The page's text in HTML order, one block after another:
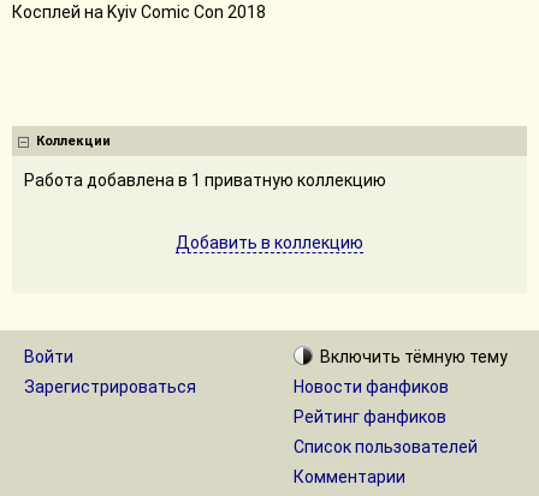
Косплей на Kyiv Comic Con 2018
Коллекции
Работа добавлена в 1 приватную коллекцию
Добавить в коллекцию
Войти
Зарегистрироваться
Включить тёмную тему
Новости фанфиков
Рейтинг фанфиков
Список пользователей
Комментарии